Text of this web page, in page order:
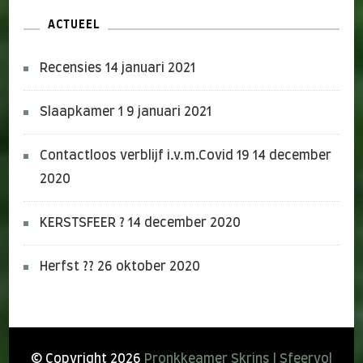
ACTUEEL
Recensies 14 januari 2021
Slaapkamer 1 9 januari 2021
Contactloos verblijf i.v.m.Covid 19 14 december
2020
KERSTSFEER ? 14 december 2020
Herfst ?? 26 oktober 2020
© Copyright 2026 Pronkkeamer Skrins | Sfeervol